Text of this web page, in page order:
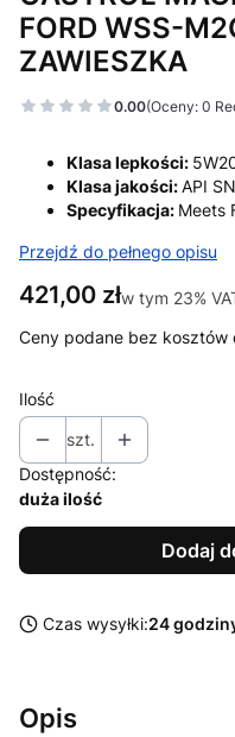
FORD WSS-
ZAWIESZKA
0.00(Oceny: 0
Klasa lepkości:
Klasa jakości:API
Specyfikacja: Meets
Przejdź do pełnego opisu
Cena
421,00 złw tym 23%
w tym 23%
Ceny podane bez kosztów
Ilość
szt.
Dostępność:
duża ilość
Dodaj
Czas wysyłki:24
Opis